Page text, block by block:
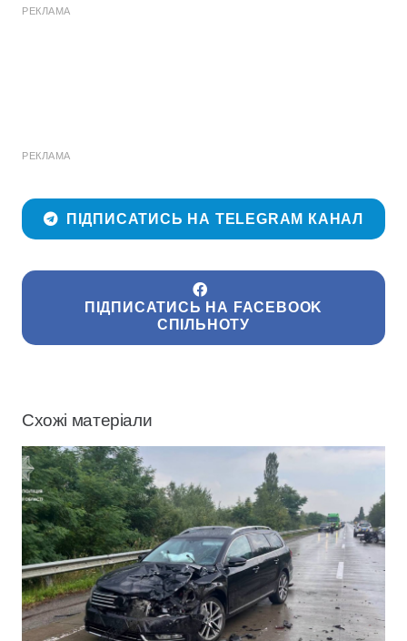
РЕКЛАМА
РЕКЛАМА
ПІДПИСАТИСЬ НА TELEGRAM КАНАЛ
ПІДПИСАТИСЬ НА FACEBOOK
СПІЛЬНОТУ
Схожі матеріали